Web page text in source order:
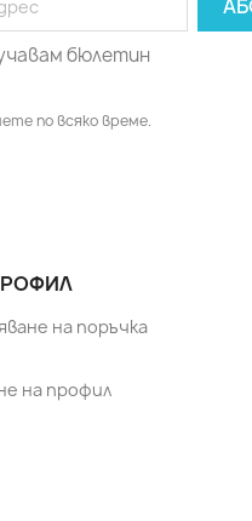
бюлетин
по всяко време.
на поръчка
на профил